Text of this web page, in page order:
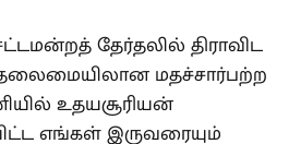
தேர்தலில் திராவிட
மதச்சார்பற்ற
உதயசூரியன்
எங்கள் இருவரையும்